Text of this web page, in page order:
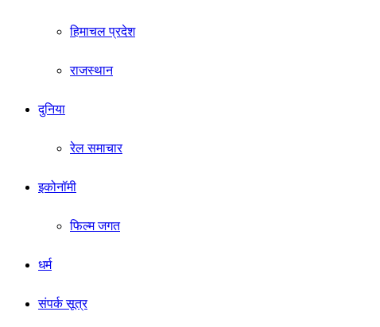
हिमाचल प्रदेश
राजस्थान
दुनिया
रेल समाचार
इकोनॉमी
फिल्म जगत
धर्म
संपर्क सूत्र